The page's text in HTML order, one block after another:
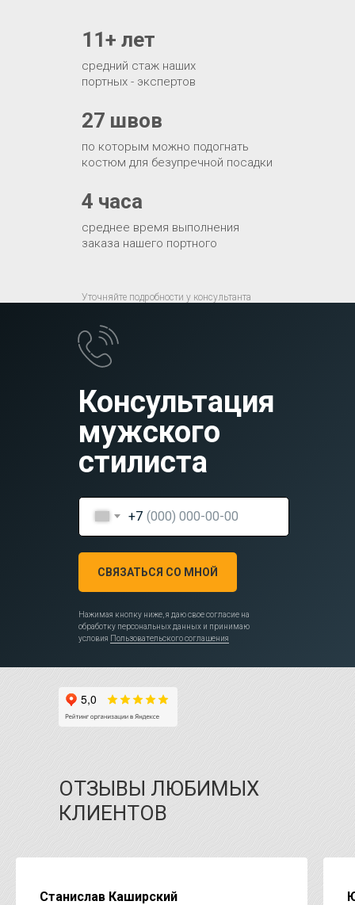
по которым можно подогнать
костюм для безупречной посадки
27 швов
средний стаж наших
портных - экспертов
11+ лет
Уточняйте подробности у консультанта
среднее время выполнения
заказа нашего портного
4 часа
Консультация
мужского
стилиста
+7
СВЯЗАТЬСЯ СО МНОЙ
Нажимая кнопку ниже, я даю свое согласие на
обработку персональных данных и принимаю
условия Пользовательского соглашения
ОТЗЫВЫ ЛЮБИМЫХ
КЛИЕНТОВ
Станислав Каширский